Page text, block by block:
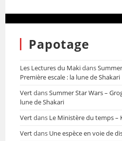
Papotage
Les Lectures du Makidans
Première escale : la lune de Shakari
VertdansSummer Star Wars –
lune de Shakari
Vertdans Le Ministère du temps –
Vertdans Une espèce en voie de